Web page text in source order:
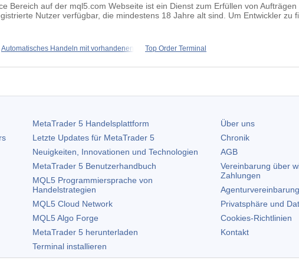
Bereich auf der mql5.com Webseite ist ein Dienst zum Erfüllen von
Nutzer verfügbar, die mindestens 18 Jahre alt sind. Um Entwickler
Automatisches Handeln mit vorhandenen Top Order Terminal
MetaTrader 5Handelsplattform
Letzte Updates für MetaTrader 5
Neuigkeiten, Innovationen und Technologien
MetaTrader 5Benutzerhandbuch
MQL5 Programmiersprache von
Handelstrategien
MQL5 Cloud Network
MQL5 Algo Forge
MetaTrader 5herunterladen
Terminal installieren
Terminal deinstallieren
Über uns
Chronik
AGB
Vereinbarung über
Zahlungen
Privatsphäre und
Cookies-Richtlinien
Kontakt